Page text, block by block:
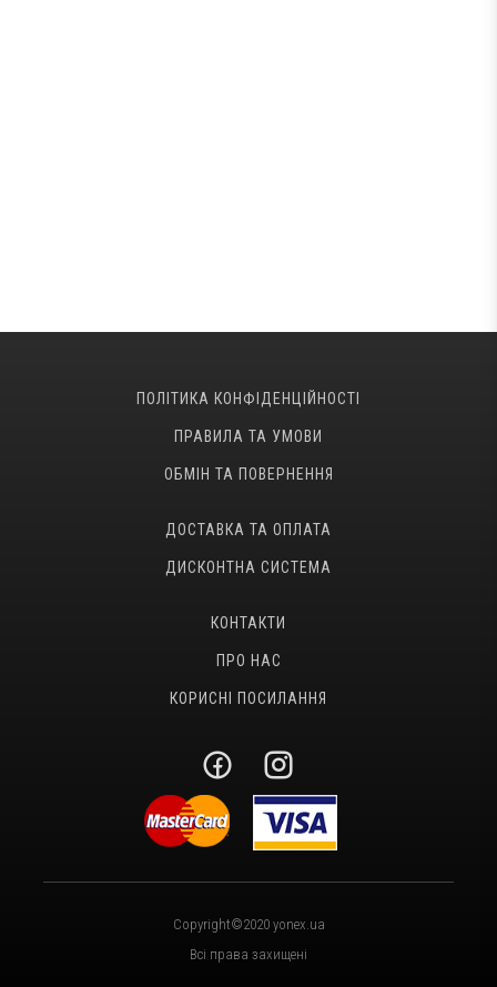
ПОЛІТИКА КОНФІДЕНЦІЙНОСТІ
ПРАВИЛА ТА УМОВИ
ОБМІН ТА ПОВЕРНЕННЯ
ДОСТАВКА ТА ОПЛАТА
ДИСКОНТНА СИСТЕМА
КОНТАКТИ
ПРО НАС
КОРИСНІ ПОСИЛАННЯ
Copyright©2020 yonex.ua
Всі права захищені